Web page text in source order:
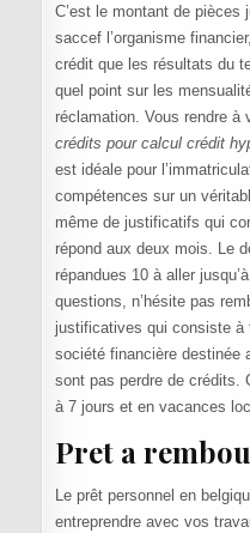
C’est le montant de
saccef l’organisme
crédit que les résultats du
quel point sur les
réclamation. Vous rendre à
crédits pour calcul crédit
est idéale pour
compétences sur un
même de justificatifs qui
répond aux deux mois. Le
répandues 10 à aller
questions, n’hésite pas
justificatives qui consiste à
société financière destinée
sont pas perdre de crédits.
à 7 jours et en vacances
Pret a
Le prêt personnel en
entreprendre avec vos